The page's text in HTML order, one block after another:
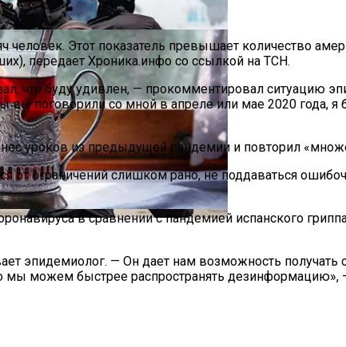
Что Стоит На Кону
Этот показатель превышает количество
передает Хроника.инфо со ссылкой на ТСН.
что буду удивлен, — прокомментировал ситуацию
вы поговорили со мной в апреле или мае 2020 года,
уроков из предыдущей пандемии и повторил
от ограничений слишком рано, не поддаваться
в сравнении с пандемией испанского
эпидемиолог. — Он дает нам возможность получать
мы можем быстрее распространять дезинформацию»,